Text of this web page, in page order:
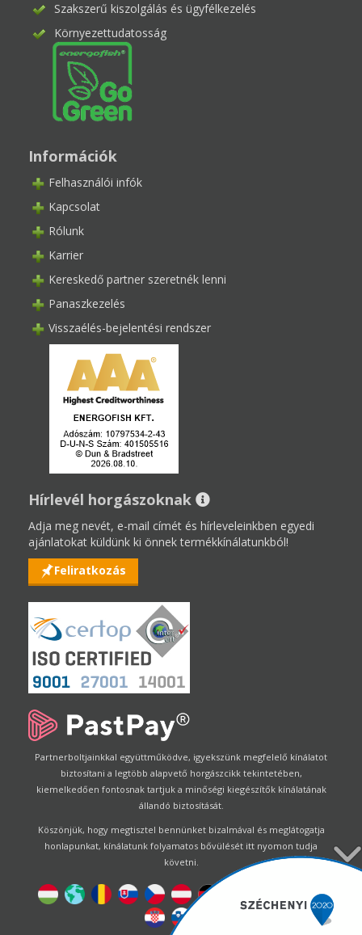
Szakszerű kiszolgálás és ügyfélkezelés
Környezettudatosság
Információk
Felhasználói infók
Kapcsolat
Rólunk
Karrier
Kereskedő partner szeretnék lenni
Panaszkezelés
Visszaélés-bejelentési rendszer
Hírlevél horgászoknak
Adja meg nevét, e-mail címét és hírleveleinkben egyedi
ajánlatokat küldünk ki önnek termékkínálatunkból!
Feliratkozás
Partnerboltjainkkal együttműködve, igyekszünk megfelelő kínálatot
biztosítani a legtöbb alapvető horgászcikk tekintetében,
kiemelkedően fontosnak tartjuk a minőségi kiegészítők kínálatának
állandó biztosítását.
Köszönjük, hogy megtisztel bennünket bizalmával és meglátogatja
honlapunkat, kínálatunk folyamatos bővülését itt nyomon tudja
követni.